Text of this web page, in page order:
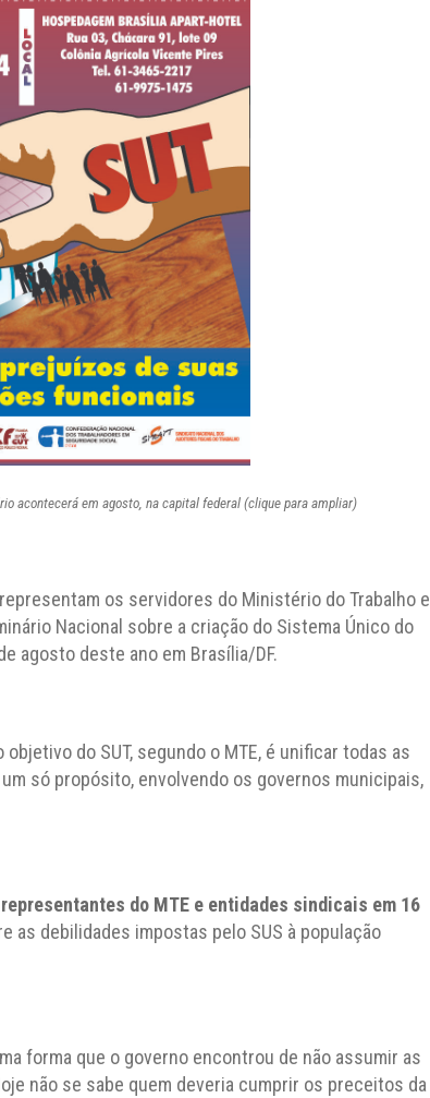
acontecerá em agosto, na capital federal (clique para ampliar)
os servidores do Ministério do Trabalho e
Nacional sobre a criação do Sistema Único do
agosto deste ano em Brasília/DF.
do SUT, segundo o MTE, é unificar todas as
só propósito, envolvendo os governos municipais,
do MTE e entidades sindicais em 16
as debilidades impostas pelo SUS à população
forma que o governo encontrou de não assumir as
não se sabe quem deveria cumprir os preceitos da